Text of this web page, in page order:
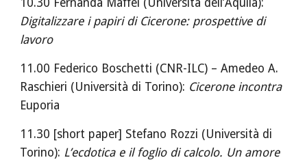
Digitalizzare i papiri di Cicerone: prospettive di
lavoro
11.00 Federico Boschetti (CNR-ILC) – Amedeo A.
Raschieri (Università di Torino):
Cicerone incontra
Euporia
11.30 [short paper] Stefano Rozzi (Università di
Torino): L’ecdotica e il foglio di calcolo. Un amore